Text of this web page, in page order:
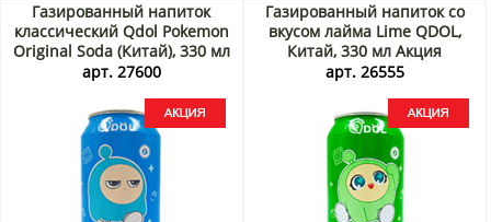
Газированный напиток
классический Qdol Pokemon
Original Soda (Китай), 330 мл
Акция
арт. 27600
Газированный напиток со
вкусом лайма Lime QDOL,
Китай, 330 мл Акция
арт. 26555